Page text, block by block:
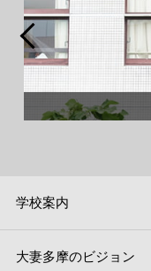
学校案内
大妻多摩のビジョン